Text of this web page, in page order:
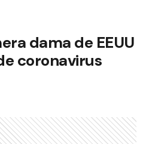
dama de EEUU
coronavirus